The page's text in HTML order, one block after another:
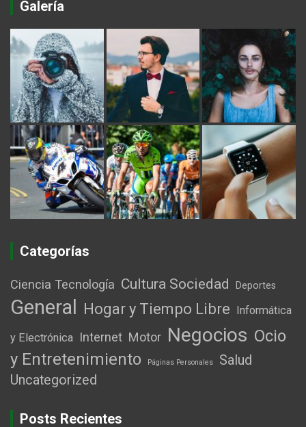
Galería
Categorías
Ciencia Tecnología Cultura Sociedad Deportes
General Hogar y Tiempo Libre Informática
y Electrónica Internet Motor Negocios Ocio
y Entretenimiento
Páginas Personales
Salud
Uncategorized
Posts Recientes